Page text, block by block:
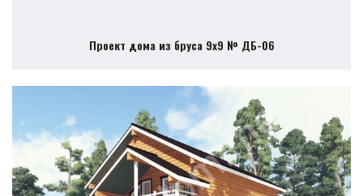
Проект дома из бруса 9х9 № ДБ-06